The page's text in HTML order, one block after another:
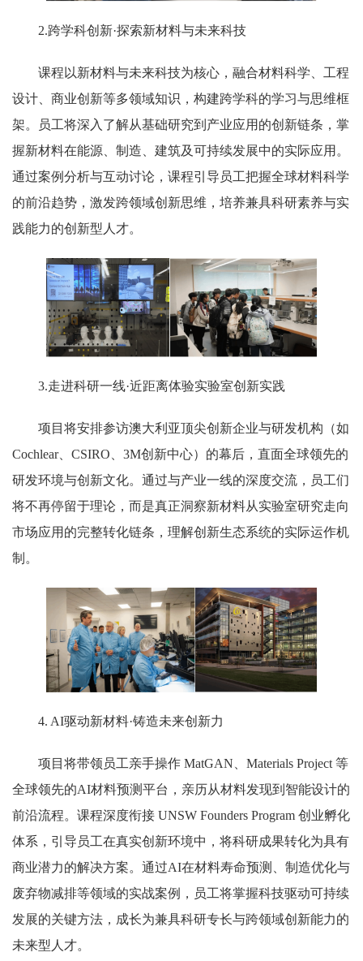
2.跨学科创新·探索新材料与未来科技
课程以新材料与未来科技为核心，融合材料科学、工程
设计、商业创新等多领域知识，构建跨学科的学习与思维框
架。员工将深入了解从基础研究到产业应用的创新链条，掌
握新材料在能源、制造、建筑及可持续发展中的实际应用。
通过案例分析与互动讨论，课程引导员工把握全球材料科学
的前沿趋势，激发跨领域创新思维，培养兼具科研素养与实
践能力的创新型人才。
3.走进科研一线·近距离体验实验室创新实践
项目将安排参访澳大利亚顶尖创新企业与研发机构（如
Cochlear、CSIRO、3M创新中心）的幕后，直面全球领先的
研发环境与创新文化。通过与产业一线的深度交流，员工们
将不再停留于理论，而是真正洞察新材料从实验室研究走向
市场应用的完整转化链条，理解创新生态系统的实际运作机
制。
4. AI驱动新材料·铸造未来创新力
项目将带领员工亲手操作 MatGAN、Materials Project 等
全球领先的AI材料预测平台，亲历从材料发现到智能设计的
前沿流程。课程深度衔接 UNSW Founders Program 创业孵化
体系，引导员工在真实创新环境中，将科研成果转化为具有
商业潜力的解决方案。通过AI在材料寿命预测、制造优化与
废弃物减排等领域的实战案例，员工将掌握科技驱动可持续
发展的关键方法，成长为兼具科研专长与跨领域创新能力的
未来型人才。